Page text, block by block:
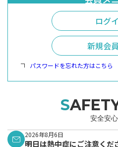
ログ
新規会
パスワードを忘れた方はこちら
安全安
2026年8月6日
明日は熱中症にご注意くだ